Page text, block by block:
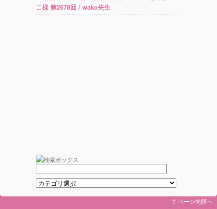
こ様 第2678回 / wako先生
⇪ ページ先頭へ